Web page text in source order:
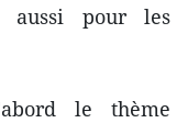
aussi pour les
le thème